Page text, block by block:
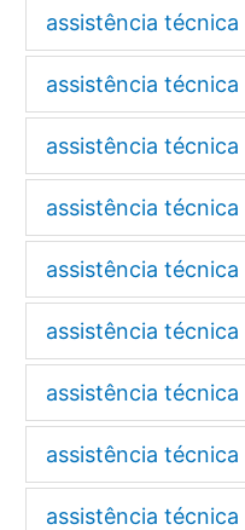
assistência
assistência
assistência
assistência
assistência
assistência
assistência
assistência
assistência